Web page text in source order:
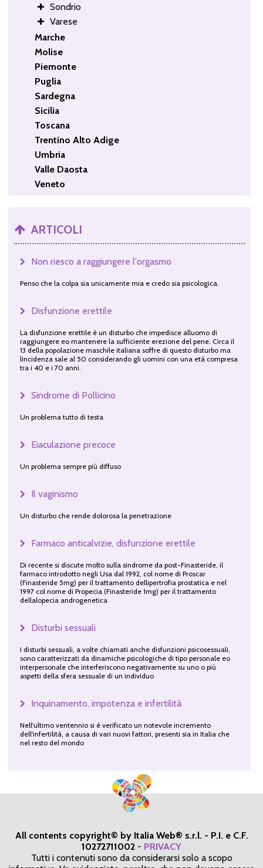
Sondrio
Varese
Marche
Molise
Piemonte
Puglia
Sardegna
Sicilia
Toscana
Trentino Alto Adige
Umbria
Valle Daosta
Veneto
ARTICOLI
Non riesco a raggiungere l'orgasmo
Penso che la colpa sia unicamente mia e credo sia psicologica.
Disfunzione erettile
La disfunzione erettile è un disturbo che impedisce alluomo di
raggiungere eo mantenere la sufficiente erezione del pene. Circa il
13 della popolazione maschile italiana soffre di questo disturbo ma
lincidenza sale al 50 considerando gli uomini con una età compresa
tra i 40 e i 70 anni.
Sindrome di Pollicino
Un problema tutto di testa
Eiaculazione precoce
Un problema sempre più diffuso
Il vaginismo
Un disturbo che rende dolorosa la penetrazione
Farmaco anticalvizie, disfunzione erettile
Di recente si discute molto sulla sindrome da post-Finasteride, il
farmaco introdotto negli Usa dal 1992, col nome di Proscar
(Finasteride 5mg) per il trattamento dellipertrofia prostatica e nel
1997 col nome di Propecia (Finasteride 1mg) per il trattamento
dellalopecia androgenetica
Disturbi sessuali
I disturbi sessuali, a volte chiamati anche disfunzioni psicosessuali,
sono caratterizzati da dinamiche psicologiche di tipo personale eo
interpersonale che interferiscono negativamente su uno o più
aspetti della sfera sessuale di un individuo
Inquinamento, impotenza e infertilità
Nell'ultimo ventennio si è verificato un notevole incremento
dell'infertilità, a causa di vari nuovi fattori, presenti sia in Italia che
nel resto del mondo
All contents copyright© by Italia Web® s.r.l. - P.I. e C.F.
10272711002 - PRIVACY
Tutti i contenuti sono da considerarsi solo a scopo